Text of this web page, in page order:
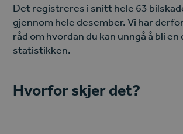
Det registreres i snitt hele 63
gjennom hele desember. Vi har
råd om hvordan du kan unngå å bli en
statistikken.
Hvorfor skjer det?